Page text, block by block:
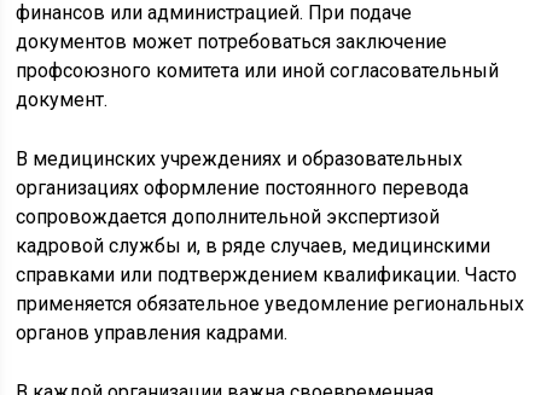
финансов или администрацией. При подаче
документов может потребоваться заключение
профсоюзного комитета или иной согласовательный
документ.
В медицинских учреждениях и образовательных
организациях оформление постоянного перевода
сопровождается дополнительной экспертизой
кадровой службы и, в ряде случаев, медицинскими
справками или подтверждением квалификации. Часто
применяется обязательное уведомление региональных
органов управления кадрами.